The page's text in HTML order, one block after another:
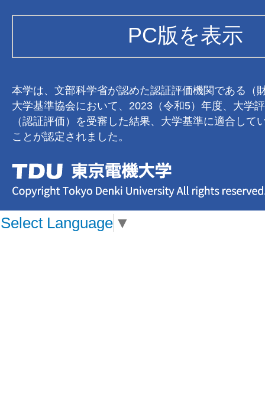
PC版を表示
本学は、文部科学省が認めた認証評価機関である（
大学基準協会において、2023（令和5）年度、大学
（認証評価）を受審した結果、大学基準に適合して
ことが認定されました。
Select Language ▼